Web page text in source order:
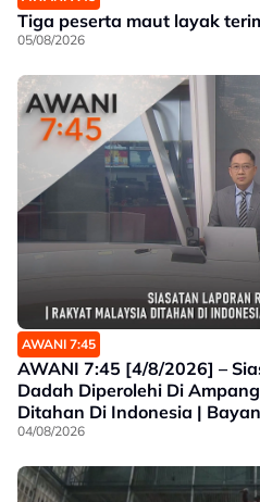
Tiga peserta maut layak
05/08/2026
AWANI 7:45
AWANI 7:45 [4/8/2026] –
Dadah Diperolehi Di
Ditahan Di Indonesia |
Sembilan
04/08/2026